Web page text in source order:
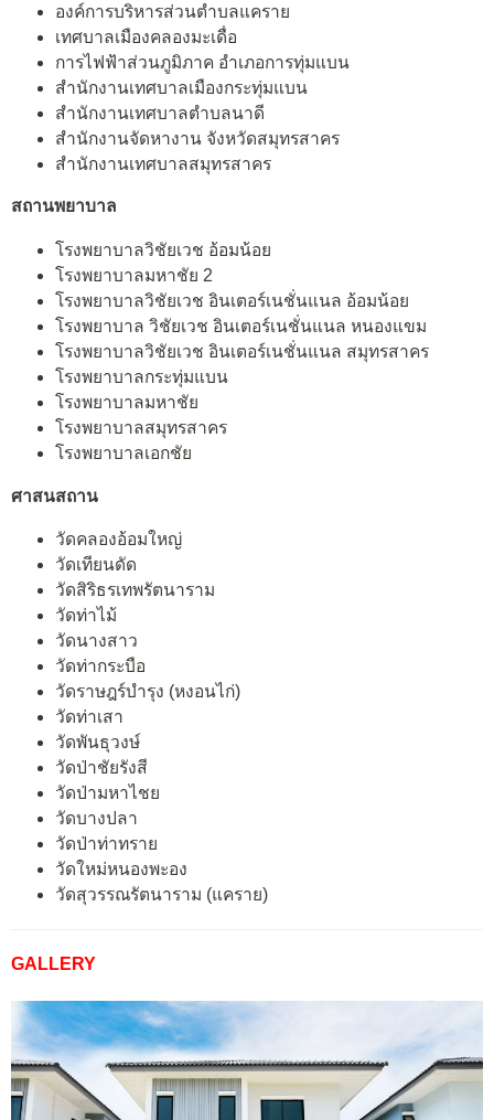
องค์การบริหารส่วนตำบลแคราย
เทศบาลเมืองคลองมะเดื่อ
การไฟฟ้าส่วนภูมิภาค อำเภอการทุ่มแบน
สำนักงานเทศบาลเมืองกระทุ่มแบน
สำนักงานเทศบาลตำบลนาดี
สำนักงานจัดหางาน จังหวัดสมุทรสาคร
สำนักงานเทศบาลสมุทรสาคร
สถานพยาบาล
โรงพยาบาลวิชัยเวช อ้อมน้อย
โรงพยาบาลมหาชัย 2
โรงพยาบาลวิชัยเวช อินเตอร์เนชั่นแนล อ้อมน้อย
โรงพยาบาล วิชัยเวช อินเตอร์เนชั่นแนล หนองแขม
โรงพยาบาลวิชัยเวช อินเตอร์เนชั่นแนล สมุทรสาคร
โรงพยาบาลกระทุ่มแบน
โรงพยาบาลมหาชัย
โรงพยาบาลสมุทรสาคร
โรงพยาบาลเอกชัย
ศาสนสถาน
วัดคลองอ้อมใหญ่
วัดเทียนดัด
วัดสิริธรเทพรัตนาราม
วัดท่าไม้
วัดนางสาว
วัดท่ากระบือ
วัดราษฎร์บำรุง (หงอนไก่)
วัดท่าเสา
วัดพันธุวงษ์
วัดป่าชัยรังสี
วัดป่ามหาไชย
วัดบางปลา
วัดป่าท่าทราย
วัดใหม่หนองพะอง
วัดสุวรรณรัตนาราม (แคราย)
GALLERY